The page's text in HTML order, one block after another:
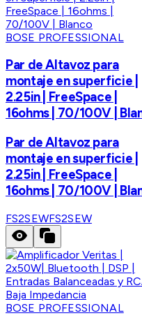
BOSE PROFESSIONAL
Par de Altavoz para
montaje en superficie |
2.25in | FreeSpace |
16ohms | 70/100V |
Par de Altavoz para
montaje en superficie |
2.25in | FreeSpace |
16ohms | 70/100V |
FS2SEWFS2SEW
BOSE PROFESSIONAL